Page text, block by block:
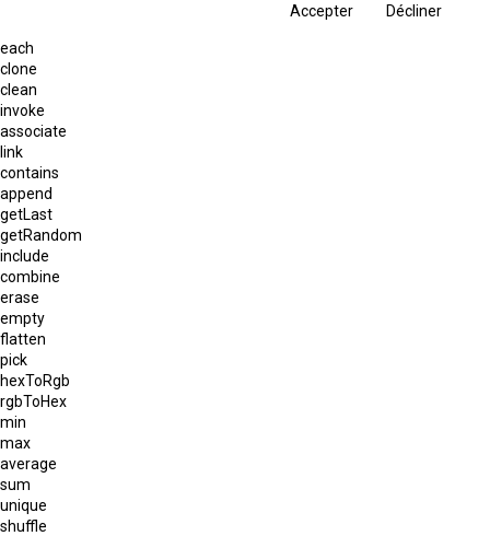
Accepter Décliner
each
clone
clean
invoke
associate
link
contains
append
getLast
getRandom
include
combine
erase
empty
flatten
pick
hexToRgb
rgbToHex
min
max
average
sum
unique
shuffle